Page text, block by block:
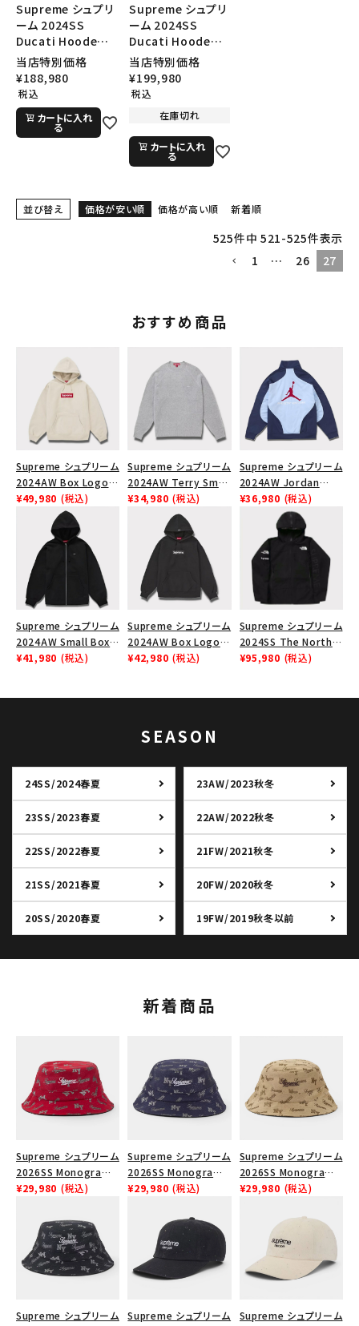
search
キャップ・ハット
パーカー・クルーネック
ボックスロゴ
カテゴリーから探す
コラボレーションブランドから探す
並び順
価格から探す
円
在庫のない商品を表示する
絞り込んで検索する
Supreme シュプリ
ーム 2024SS
Ducati Hooded
Racing Jacket ド
ゥカティフードレー
シングジャケット ブ
ラック 黒
当店特別価格
¥188,980
税込
カートに入れ
る
Supreme シュプリ
ーム 2024SS
Ducati Hooded
Racing Jacket ド
ゥカティフードレー
シングジャケット レ
当店特別価格
¥199,980
税込
在庫切れ
カートに入れ
る
並び替え 価格が安い順 価格が高い順 新着順
525件中 521-525件表示
1
… 26 27
おすすめ商品
Supreme シュプリーム
2024AW Box Logo
Hooded Sweatshirt
ボックスロゴフードパー
カー ストーン
¥49,980 (税込)
Supreme シュプリーム
2024AW Terry Small
Box Sweater テリー
スモールボックスセータ
ー ヘザーグレー 灰
¥34,980 (税込)
Supreme シュプリーム
2024AW Jordan
Tricot Track Jacket
ジョーダントリコットト
ラックジャケット ライト
ブルー 青
¥36,980 (税込)
Supreme シュプリーム
2024AW Small Box
Zip Up Hooded
¥41,980 (税込)
Supreme シュプリーム
2024AW Box Logo
Hooded Sweatshirt
¥42,980 (税込)
Supreme シュプリーム
2024SS The North
Face Split Taped
¥95,980 (税込)
SEASON
24SS/2024春夏 23AW/2023秋冬
23SS/2023春夏 22AW/2022秋冬
22SS/2022春夏 21FW/2021秋冬
21SS/2021春夏 20FW/2020秋冬
20SS/2020春夏 19FW/2019秋冬以前
新着商品
Supreme シュプリーム
2026SS Monogram
Crusher Hat モノグラ
レッド
¥29,980 (税込)
Supreme シュプリーム
2026SS Monogram
Crusher Hat モノグラ
ネイビー
¥29,980 (税込)
Supreme シュプリーム
2026SS Monogram
Crusher Hat モノグラ
¥29,980 (税込)
Supreme シュプリーム
Supreme シュプリーム
Supreme シュプリーム